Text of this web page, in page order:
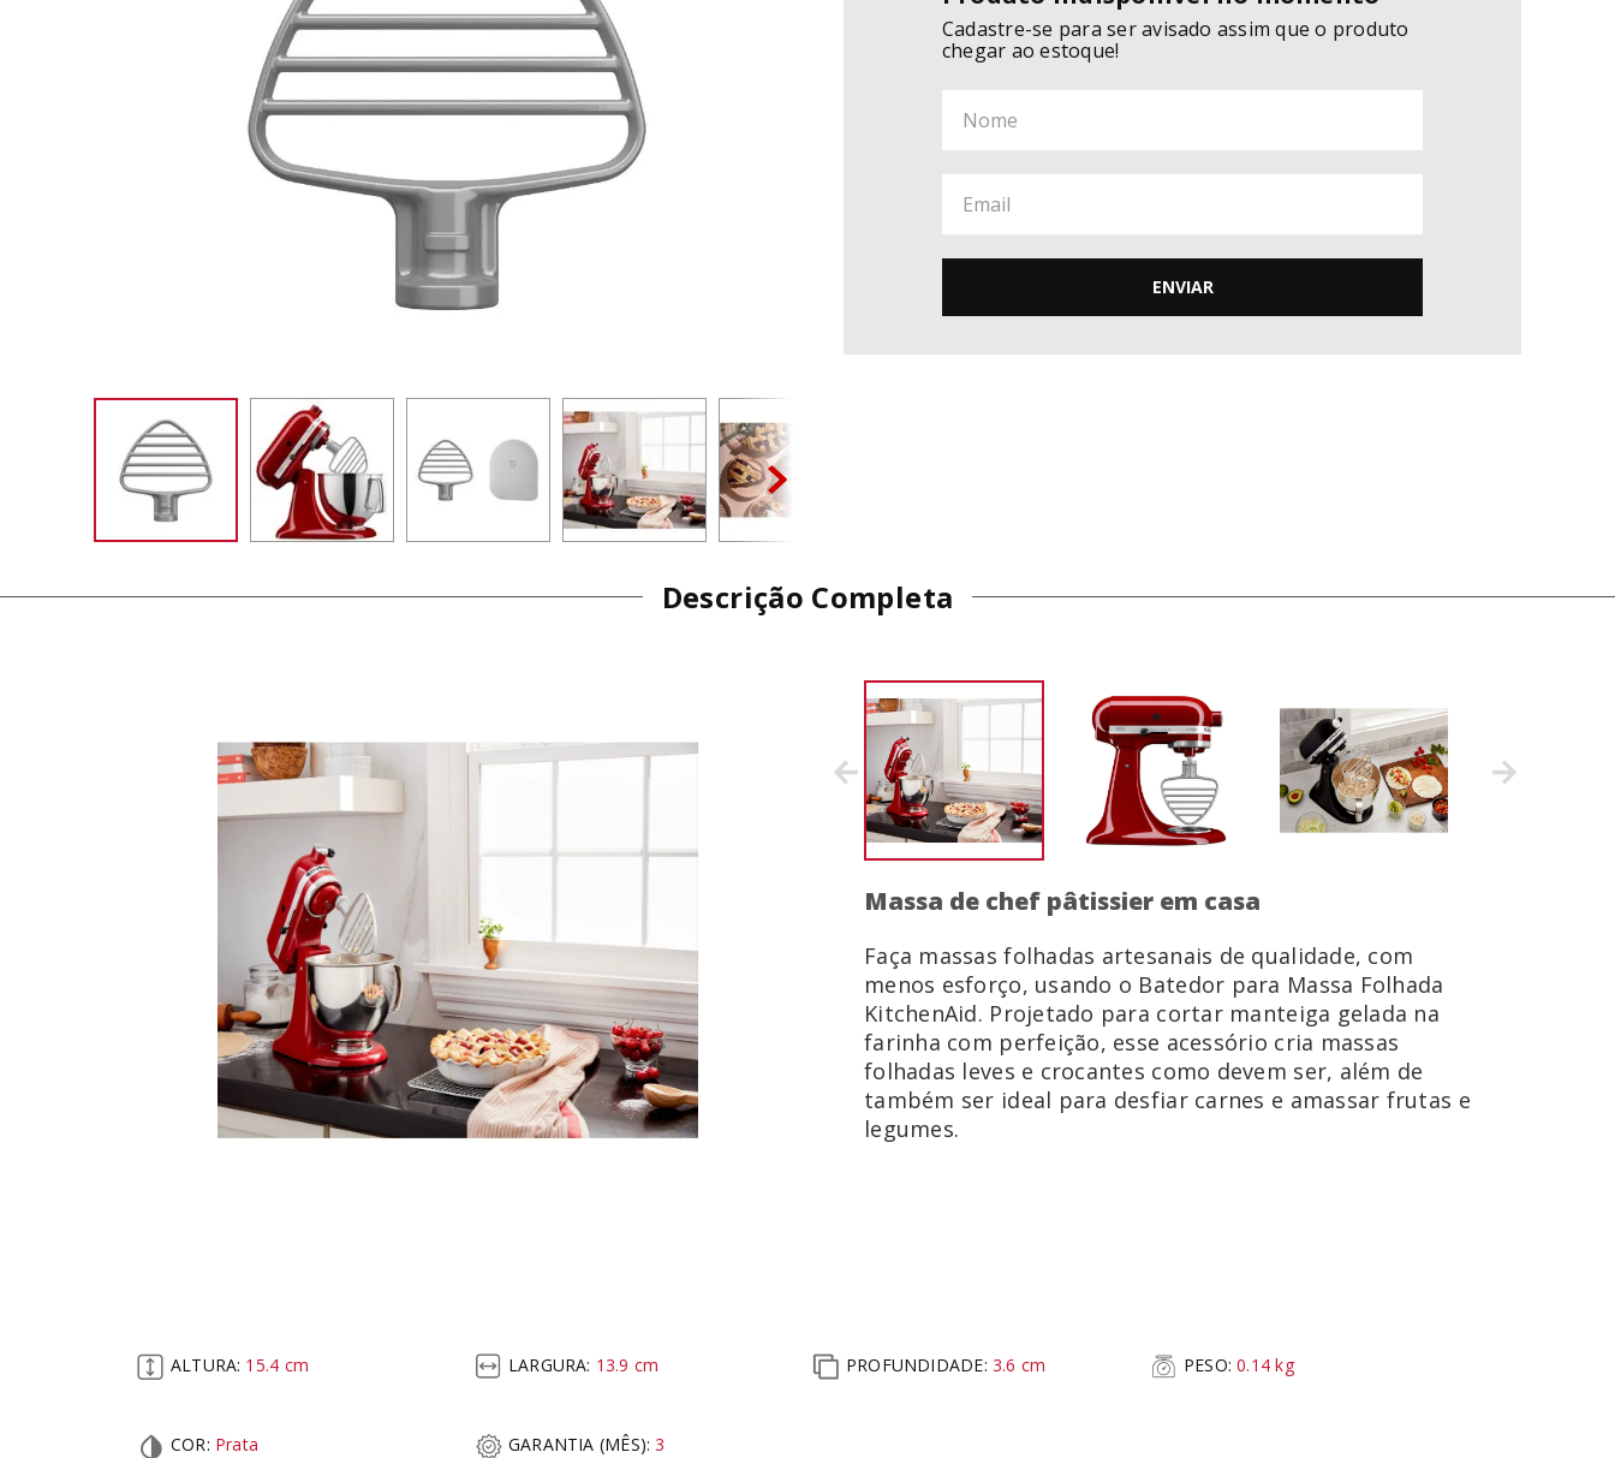
Cadastre-se para ser avisado assim que o produto
chegar ao estoque!
ENVIAR
Descrição Completa
Massa de chef pâtissier em casa
Faça massas folhadas artesanais de qualidade, com
menos esforço, usando o Batedor para Massa Folhada
KitchenAid. Projetado para cortar manteiga gelada na
farinha com perfeição, esse acessório cria massas
folhadas leves e crocantes como devem ser, além de
também ser ideal para desfiar carnes e amassar frutas e
legumes.
ALTURA: 15.4 cm LARGURA: 13.9 cm PROFUNDIDADE: 3.6 cm PESO: 0.14 kg
COR: Prata GARANTIA (MÊS): 3